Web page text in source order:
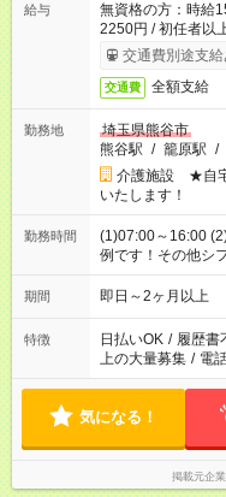
給与
無資格の方：時給
2250円 / 初任者
日収例：1万2000
交通費別途支給
交通費 全額支給
勤務地
埼玉県熊谷市
熊谷駅 / 籠原駅 /
介護施設 ★自宅
いたします！
勤務時間
(1)07:00～16:00
例です！その他シ
期間 即日～2ヶ月以上
特徴 日払いOK / 履歴書
上の大量募集 / 電
気になる！
掲載元企